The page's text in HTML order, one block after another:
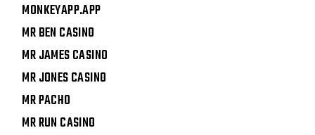
MONKEYAPP.APP
MR BEN CASINO
MR JAMES CASINO
MR JONES CASINO
MR PACHO
MR RUN CASINO